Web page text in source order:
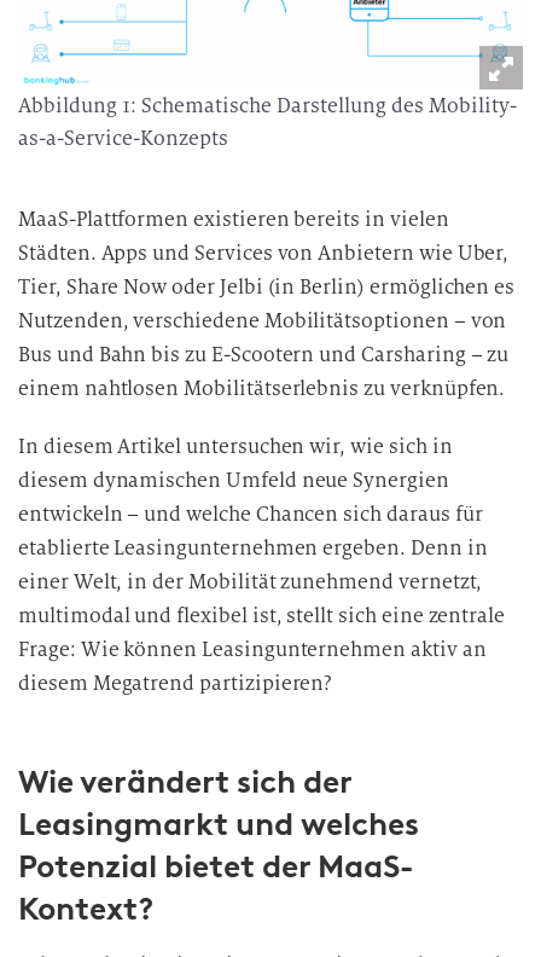
Abbildung 1: Schematische Darstellung des Mobility-
as-a-Service-Konzepts
MaaS-Plattformen existieren bereits in vielen
Städten. Apps und Services von Anbietern wie Uber,
Tier, Share Now oder Jelbi (in Berlin) ermöglichen es
Nutzenden, verschiedene Mobilitätsoptionen – von
Bus und Bahn bis zu E-Scootern und Carsharing – zu
einem nahtlosen Mobilitätserlebnis zu verknüpfen.
In diesem Artikel untersuchen wir, wie sich in
diesem dynamischen Umfeld neue Synergien
entwickeln – und welche Chancen sich daraus für
etablierte Leasingunternehmen ergeben. Denn in
einer Welt, in der Mobilität zunehmend vernetzt,
multimodal und flexibel ist, stellt sich eine zentrale
Frage: Wie können Leasingunternehmen aktiv an
diesem Megatrend partizipieren?
Wie verändert sich der
Leasingmarkt und welches
Potenzial bietet der MaaS-
Kontext?